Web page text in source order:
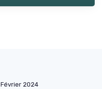
Février 2024